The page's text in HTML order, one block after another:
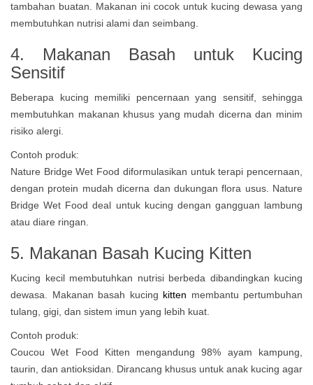
tambahan buatan. Makanan ini cocok untuk kucing dewasa yang
membutuhkan nutrisi alami dan seimbang.
4. Makanan Basah untuk Kucing
Sensitif
Beberapa kucing memiliki pencernaan yang sensitif, sehingga
membutuhkan makanan khusus yang mudah dicerna dan minim
risiko alergi.
Contoh produk:
Nature Bridge Wet Food diformulasikan untuk terapi pencernaan,
dengan protein mudah dicerna dan dukungan flora usus. Nature
Bridge Wet Food deal untuk kucing dengan gangguan lambung
atau diare ringan.
5. Makanan Basah Kucing Kitten
Kucing kecil membutuhkan nutrisi berbeda dibandingkan kucing
dewasa. Makanan basah kucing kitten membantu pertumbuhan
tulang, gigi, dan sistem imun yang lebih kuat.
Contoh produk:
Coucou Wet Food Kitten mengandung 98% ayam kampung,
taurin, dan antioksidan. Dirancang khusus untuk anak kucing agar